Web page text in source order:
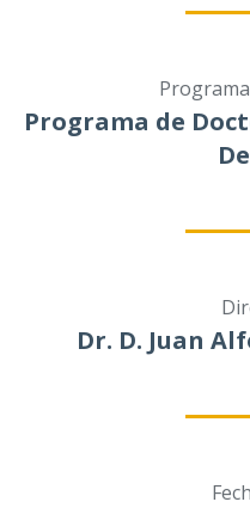
Programa de
Dr. D. Juan